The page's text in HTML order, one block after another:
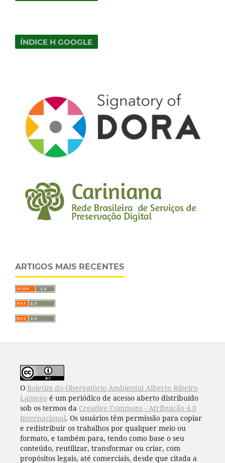
ARTIGOS MAIS RECENTES
O Boletim do Obervatório Ambiental Alberto Ribeiro
Lamego é um periódico de acesso aberto distribuído
sob os termos da Creative Commons - Atribuição 4.0
Internacional. Os usuários têm permissão para copiar
e redistribuir os trabalhos por qualquer meio ou
formato, e também para, tendo como base o seu
conteúdo, reutilizar, transformar ou criar, com
propósitos legais, até comerciais, desde que citada a